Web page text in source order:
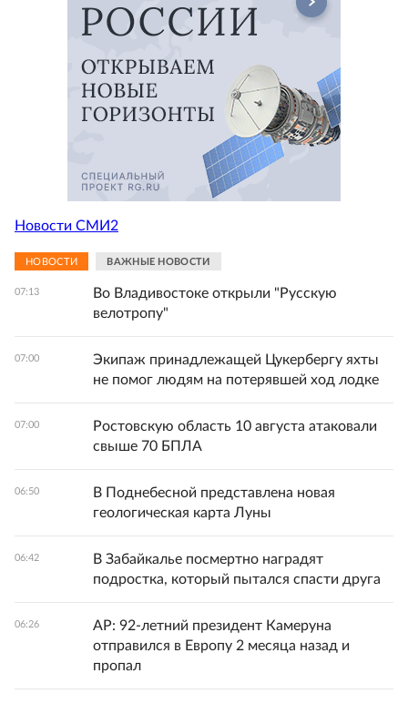
Новости СМИ2
НОВОСТИ ВАЖНЫЕ НОВОСТИ
07:13
Во Владивостоке открыли "Русскую
велотропу"
07:00
Экипаж принадлежащей Цукербергу яхты
не помог людям на потерявшей ход лодке
07:00
Ростовскую область 10 августа атаковали
свыше 70 БПЛА
06:50
В Поднебесной представлена новая
геологическая карта Луны
06:42
В Забайкалье посмертно наградят
подростка, который пытался спасти друга
06:26
AP: 92-летний президент Камеруна
отправился в Европу 2 месяца назад и
пропал